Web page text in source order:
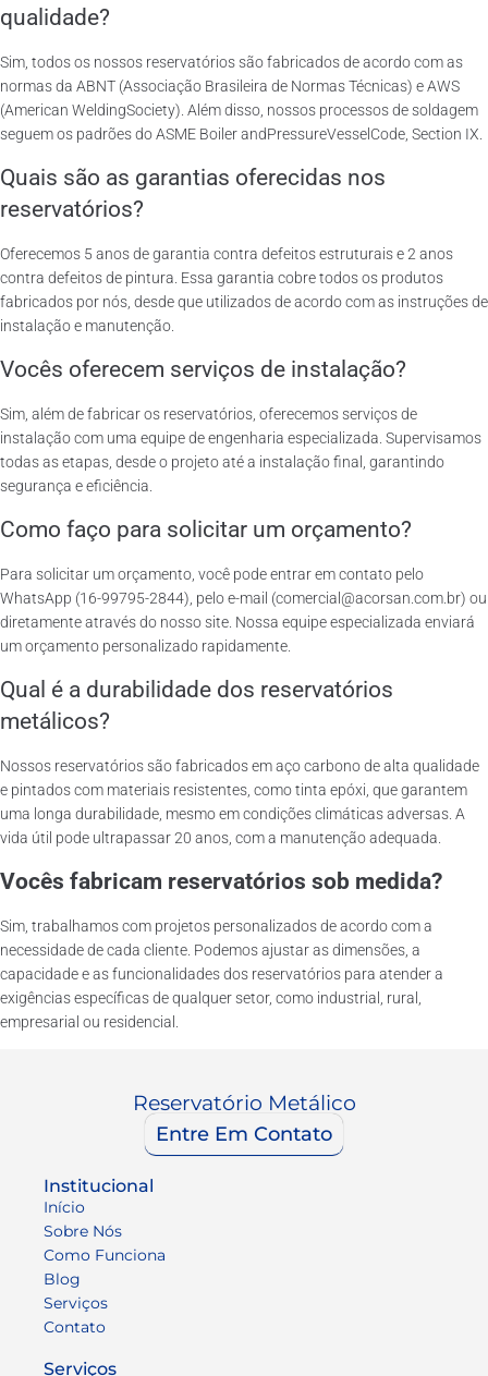
qualidade?
Sim, todos os nossos reservatórios são fabricados de acordo com as
normas da ABNT (Associação Brasileira de Normas Técnicas) e AWS
(American WeldingSociety). Além disso, nossos processos de soldagem
seguem os padrões do ASME Boiler andPressureVesselCode, Section IX.
Quais são as garantias oferecidas nos
reservatórios?
Oferecemos 5 anos de garantia contra defeitos estruturais e 2 anos
contra defeitos de pintura. Essa garantia cobre todos os produtos
fabricados por nós, desde que utilizados de acordo com as instruções de
instalação e manutenção.
Vocês oferecem serviços de instalação?
Sim, além de fabricar os reservatórios, oferecemos serviços de
instalação com uma equipe de engenharia especializada. Supervisamos
todas as etapas, desde o projeto até a instalação final, garantindo
segurança e eficiência.
Como faço para solicitar um orçamento?
Para solicitar um orçamento, você pode entrar em contato pelo
WhatsApp (16-99795-2844), pelo e-mail (comercial@acorsan.com.br) ou
diretamente através do nosso site. Nossa equipe especializada enviará
um orçamento personalizado rapidamente.
Qual é a durabilidade dos reservatórios
metálicos?
Nossos reservatórios são fabricados em aço carbono de alta qualidade
e pintados com materiais resistentes, como tinta epóxi, que garantem
uma longa durabilidade, mesmo em condições climáticas adversas. A
vida útil pode ultrapassar 20 anos, com a manutenção adequada.
Vocês fabricam reservatórios sob medida?
Sim, trabalhamos com projetos personalizados de acordo com a
necessidade de cada cliente. Podemos ajustar as dimensões, a
capacidade e as funcionalidades dos reservatórios para atender a
exigências específicas de qualquer setor, como industrial, rural,
empresarial ou residencial.
Reservatório Metálico
Entre Em Contato
Institucional
Início
Sobre Nós
Como Funciona
Blog
Serviços
Contato
Serviços